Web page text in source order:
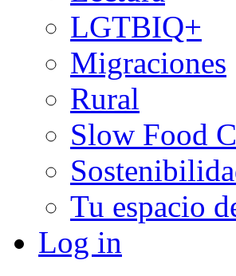
LGTBIQ+
Migraciones
Rural
Slow Food
Tu espacio
Log in